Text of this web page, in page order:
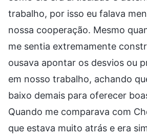
trabalho, por isso eu falava
nossa cooperação. Mesmo
me sentia extremamente
ousava apontar os desvios ou
em nosso trabalho, achando
baixo demais para oferecer
Quando me comparava com
que estava muito atrás e era